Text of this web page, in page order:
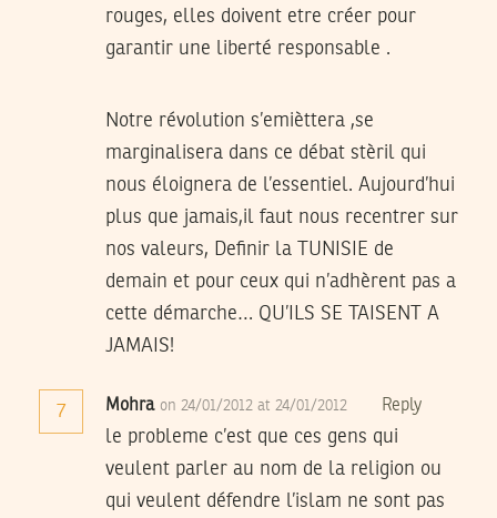
rouges, elles doivent etre créer pour
garantir une liberté responsable .
Notre révolution s’emièttera ,se
marginalisera dans ce débat stèril qui
nous éloignera de l’essentiel. Aujourd’hui
plus que jamais,il faut nous recentrer sur
nos valeurs, Definir la TUNISIE de
demain et pour ceux qui n’adhèrent pas a
cette démarche… QU’ILS SE TAISENT A
JAMAIS!
7 Mohra on 24/01/2012 at 24/01/2012 Reply
le probleme c’est que ces gens qui
veulent parler au nom de la religion ou
qui veulent défendre l’islam ne sont pas